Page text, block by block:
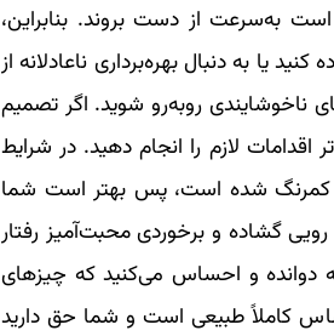
به‌سرعت از دست بروند. بنابراین،
یا به دنبال بهره‌برداری ناعادلانه از
ناخوشایندی روبه‌رو شوید. اگر تصمیم
لازم را انجام دهید. در شرایط
کمرنگ شده است، پس بهتر است شما
گشاده و برخوردی محبت‌آمیز رفتار
دوانده و احساس می‌کنید که چیزهای
کاملاً طبیعی است و شما حق دارید